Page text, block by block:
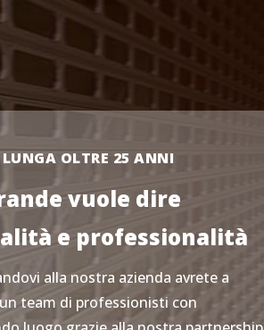
OLTRE 25 ANNI
vuole dire
e professionalità
alla nostra azienda avrete a
team di professionisti con